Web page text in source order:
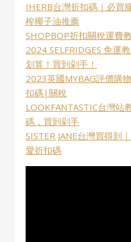
IHERB台灣折扣碼｜必買
榨椰子油推薦
SHOPBOP折扣關稅運費
2024 SELFRIDGES 免運
划算！買到剁手！
2023英國MYBAG評價購
扣碼|關稅
LOOKFANTASTIC台灣
碼，買到剁手
SISTER JANE台灣買得到
愛折扣碼